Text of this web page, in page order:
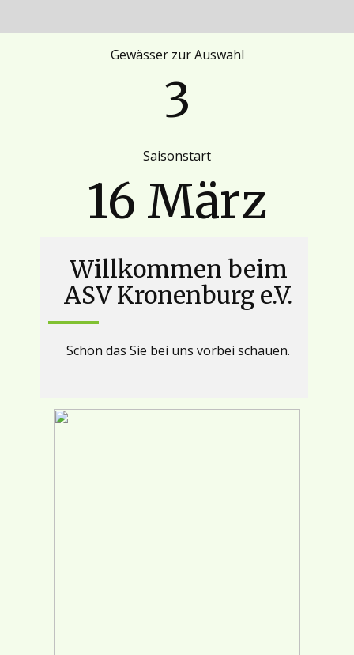
Gewässer zur Auswahl
3
Saisonstart
16 März
Willkommen beim
ASV Kronenburg e.V.
Schön das Sie bei uns vorbei schauen.